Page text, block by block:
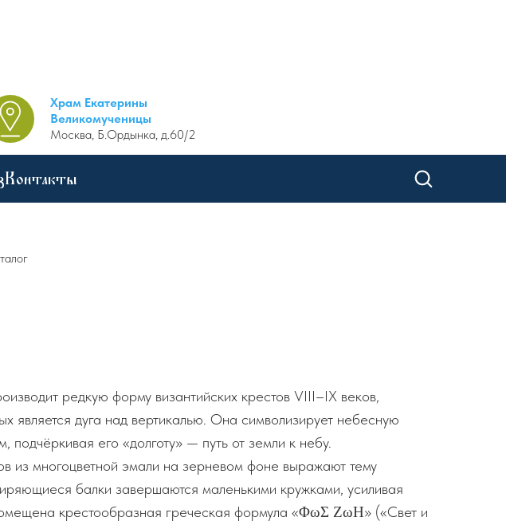
Храм Екатерины
Великомученицы
Москва, Б.Ордынка, д.60/2
Контакты
редкую форму византийских крестов VIII–IX веков,
является дуга над вертикалью. Она символизирует небесную
его «долготу» — путь от земли к небу.
из многоцветной эмали на зерневом фоне выражают тему
балки завершаются маленькими кружками, усиливая
крестообразная греческая формула «ΦωΣ ΖωΗ» («Свет и